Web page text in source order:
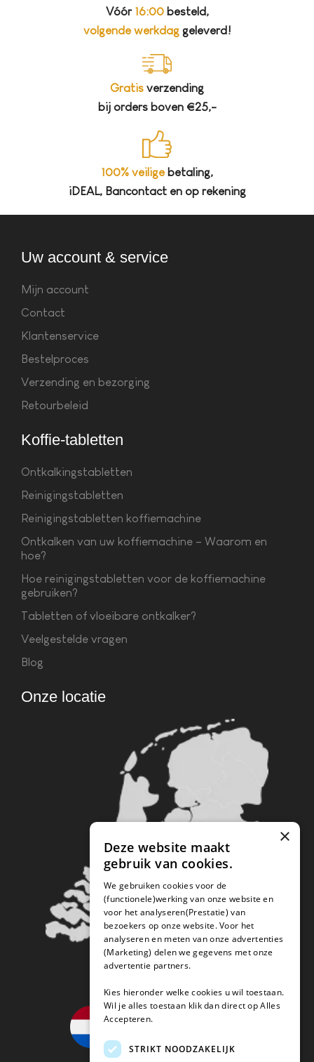
Vóór 16:00besteld,
volgende werkdaggeleverd!
Gratis verzending
bij orders boven €25,-
100% veiligebetaling,
iDEAL, Bancontact en op rekening
Uw account & service
Mijn account
Contact
Klantenservice
Bestelproces
Verzending en bezorging
Retourbeleid
Koffie-tabletten
Ontkalkingstabletten
Reinigingstabletten
Reinigingstabletten koffiemachine
Ontkalken van uw koffiemachine – Waarom en
hoe?
Hoe reinigingstabletten voor de koffiemachine
gebruiken?
Tabletten of vloeibare ontkalker?
Veelgestelde vragen
Blog
Onze locatie
×
Deze website maakt
gebruik van cookies.
We gebruiken cookies voor de
(functionele)werking van onze website en
voor het analyseren(Prestatie) van
bezoekers op onze website. Voor het
analyseren en meten van onze advertenties
(Marketing) delen we gegevens met onze
advertentie partners.
Kies hieronder welke cookies u wil toestaan.
Wil je alles toestaan klik dan direct op Alles
Accepteren.
STRIKT NOODZAKELIJK